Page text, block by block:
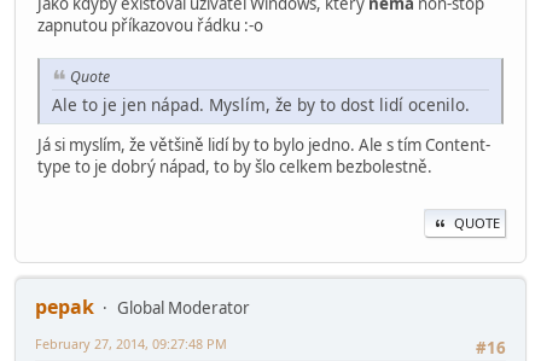
zapnutou příkazovou řádku :-o
Quote
Ale to je jen nápad. Myslím, že by to dost lidí ocenilo.
Já si myslím, že většině lidí by to bylo jedno. Ale s tím Content-
type to je dobrý nápad, to by šlo celkem bezbolestně.
QUOTE
pepak
Global Moderator
#16
February 27, 2014, 09:27:48 PM